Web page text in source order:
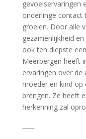
gevoelservaringen
onderlinge contact
groeien. Door alle
gezamenlijkheid
ook ten diepste
Meerbergen heeft
ervaringen over de
moeder en kind op
brengen. Ze heeft
herkenning zal